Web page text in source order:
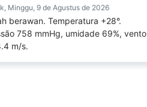
Minggu, 9 de Agustus de 2026
berawan. Temperatura +28°.
758 mmHg, umidade 69%, vento
m/s.